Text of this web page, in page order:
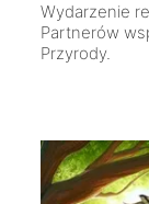
Wydarzenie
Partnerów
Przyrody.